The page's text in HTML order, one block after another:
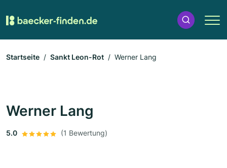
Startseite Sankt Leon-Rot Werner Lang
Werner Lang
5.0 (1 Bewertung)